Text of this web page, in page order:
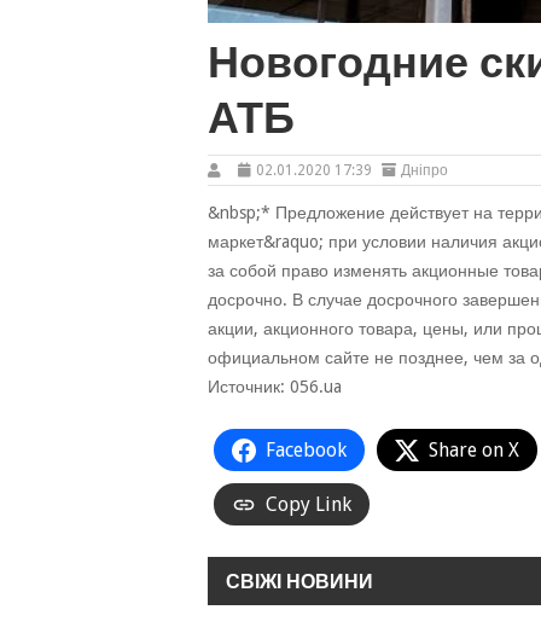
Новогодние
АТБ
02.01.2020 17:39 Дніпро
&nbsp;* Предложение действует на
маркет&raquo; при условии наличия
за собой право изменять акционные
досрочно. В случае досрочного
акции, акционного товара, цены, или
официальном сайте не позднее, чем за
Источник: 056.ua
Facebook Share on X
Copy Link
СВІЖІ НОВИНИ